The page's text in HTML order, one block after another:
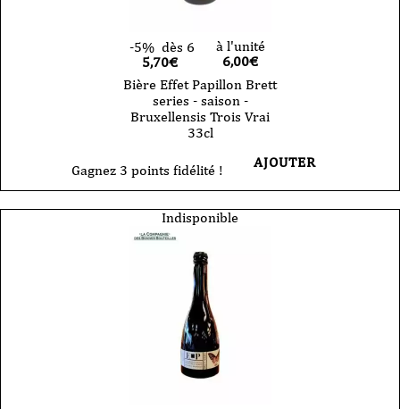
-5% dès 6
5,70€
à l'unité
6,00€
Bière Effet Papillon Brett
series - saison -
Bruxellensis Trois Vrai
33cl
Gagnez 3 points fidélité ! AJOUTER
Indisponible